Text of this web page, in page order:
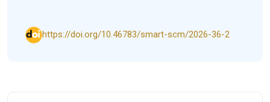
https://doi.org/10.46783/smart-scm/2026-36-2